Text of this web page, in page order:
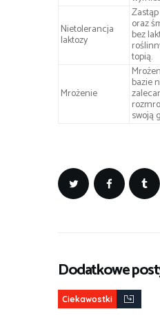
Nietolerancja
laktozy
oraz
bez
topią.
Mrożenie
bazie
swoją
Dodatkowe
Ciekawostki